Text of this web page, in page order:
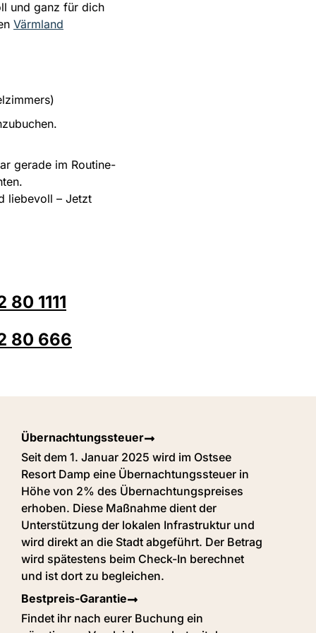
durch präzise Streich-,
und Zupftechniken
und ganz für dich
Värmland
gerade im Routine-
liebevoll – Jetzt
1111
80 666
Übernachtungssteuer
Seit dem 1. Januar 2025 wird im Ostsee
Resort Damp eine Übernachtungssteuer in
Höhe von 2% des Übernachtungspreises
erhoben. Diese Maßnahme dient der
Unterstützung der lokalen Infrastruktur und
wird direkt an die Stadt abgeführt. Der Betrag
wird spätestens beim Check-In berechnet
und ist dort zu begleichen.
Bestpreis-Garantie
Findet ihr nach eurer Buchung ein